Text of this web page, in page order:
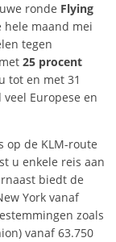
ronde Flying
hele maand mei
tegen
25 procent
tot en met 31
Europese en
op de KLM-route
u enkele reis aan
biedt de
York vanaf
zoals
vanaf 63.750